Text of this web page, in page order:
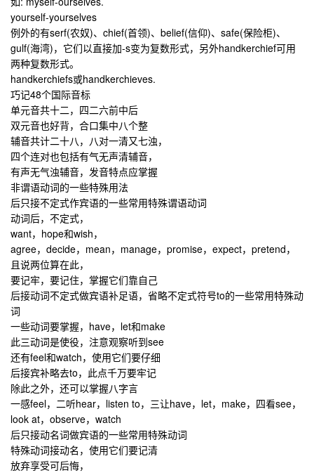
yourself-yourselves
例外的有serf(农奴)、 chief(首领)、 belief(信仰)、 safe(保险柜)、
gulf(海湾)，它们以直接加-s变为复数形式，另外handkerchief可用
两种复数形式。
handkerchiefs或handkerchieves.
巧记48个国际音标
单元音共十二，四二六前中后
双元音也好背，合口集中八个整
辅音共计二十八，八对一清又七浊，
四个连对也包括有气无声清辅音，
有声无气浊辅音，发音特点应掌握
非谓语动词的一些特殊用法
后只接不定式作宾语的一些常用特殊谓语动词
动词后，不定式，
want，hope和wish，
agree，decide，mean，manage，promise， expect，pretend，
且说两位算在此，
要记牢，要记住，掌握它们靠自己
后接动词不定式做宾语补足语，省略不定式符号to的一些常用特殊动
词
一些动词要掌握，have，let和make
此三动词是使役，注意观察听到see
还有feel和watch，使用它们要仔细
后接宾补略去to，此点千万要牢记
除此之外，还可以掌握八字言
一感feel，二听hear，listen to，三让have，let，make，四看see，
look at，observe，watch
后只接动名词做宾语的一些常用特殊动词
特殊动词接动名，使用它们要记清
放弃享受可后悔，